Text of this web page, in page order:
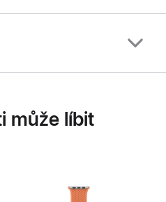
může líbit